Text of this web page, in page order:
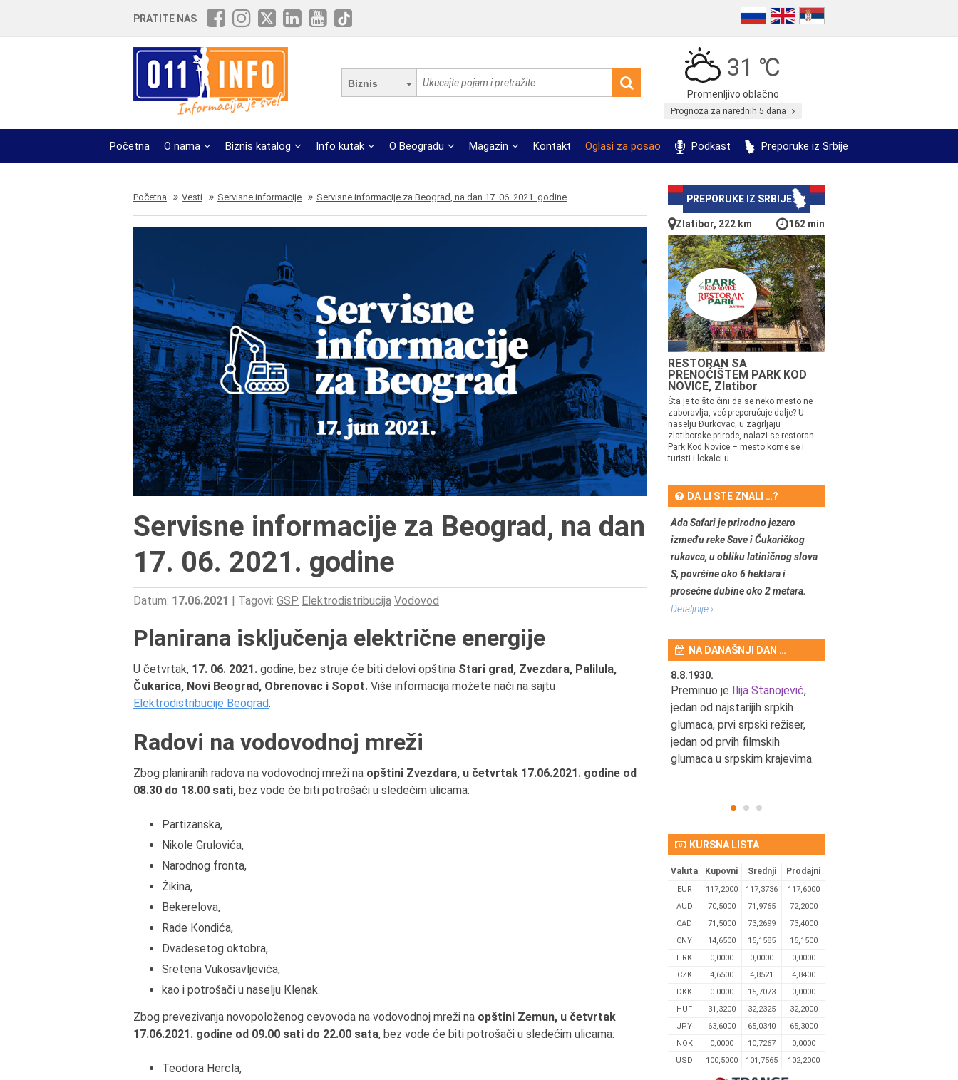
PRATITE NAS
Biznis
31 ℃
Promenljivo oblačno
Prognoza za narednih 5 dana
Početna O nama Biznis katalog Info kutak O Beogradu Magazin Kontakt Oglasi za posao Podkast Preporuke iz Srbije
Početna Vesti Servisne informacije Servisne informacije za Beograd, na dan 17. 06. 2021. godine
Servisne informacije za Beograd, na dan
17. 06. 2021. godine
Datum: 17.06.2021 | Tagovi: GSP Elektrodistribucija Vodovod
Planirana isključenja električne energije
U četvrtak, 17. 06. 2021. godine, bez struje će biti delovi opština Stari grad, Zvezdara, Palilula,
Čukarica, Novi Beograd, Obrenovac i Sopot. Više informacija možete naći na sajtu
Elektrodistribucije Beograd.
Radovi na vodovodnoj mreži
Zbog planiranih radova na vodovodnoj mreži na opštini Zvezdara, u četvrtak 17.06.2021. godine od
08.30 do 18.00 sati, bez vode će biti potrošači u sledećim ulicama:
Partizanska,
Nikole Grulovića,
Narodnog fronta,
Žikina,
Bekerelova,
Rade Кondića,
Dvadesetog oktobra,
Sretena Vukosavljevića,
kao i potrošači u naselju Кlenak.
Zbog prevezivanja novopoloženog cevovoda na vodovodnoj mreži na opštini Zemun, u četvrtak
17.06.2021. godine od 09.00 sati do 22.00 sata, bez vode će biti potrošači u sledećim ulicama:
Teodora Hercla,
PREPORUKE IZ SRBIJE
Zlatibor, 222 km 162 min
RESTORAN SA
PRENOĆIŠTEM PARK KOD
NOVICE, Zlatibor
Šta je to što čini da se neko mesto ne
zaboravlja, već preporučuje dalje? U
naselju Đurkovac, u zagrljaju
zlatiborske prirode, nalazi se restoran
Park Kod Novice – mesto kome se i
turisti i lokalci u...
DA LI STE ZNALI …?
Ada Safari je prirodno jezero
između reke Save i Čukaričkog
rukavca, u obliku latiničnog slova
S, površine oko 6 hektara i
prosečne dubine oko 2 metara.
Detaljnije ›
NA DANAŠNJI DAN …
8.8.2013.
Preminuo je Dejan Kosanović,
8.8.1930.
Preminuo je Ilija Stanojević,
jedan od najstarijih srpkih
glumaca, prvi srpski režiser,
jedan od prvih filmskih
glumaca u srpskim krajevima.
KURSNA LISTA
Valuta Kupovni Srednji Prodajni
EUR 117,2000 117,3736
117,6000
AUD
70,5000 71,9765
72,2000
CAD
71,5000 73,2699
73,4000
CNY
14,6500 15,1585
15,1500
HRK
0,0000 0,0000
0,0000
CZK
4,6500 4,8521
4,8400
DKK
0.0000 15,7073
0,0000
HUF
31,3200 32,2325
32,2000
JPY
63,6000 65,0340
65,3000
NOK
0,0000 10,7267
0,0000
USD
100,5000 101,7565 102,2000